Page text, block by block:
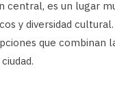
central, es un lugar
y diversidad
que combinan